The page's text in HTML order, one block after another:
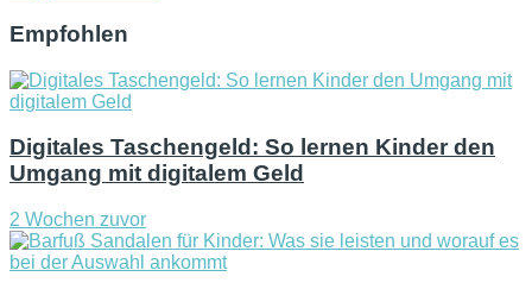
Empfohlen
Digitales Taschengeld: So lernen Kinder den
Umgang mit digitalem Geld
2 Wochen zuvor